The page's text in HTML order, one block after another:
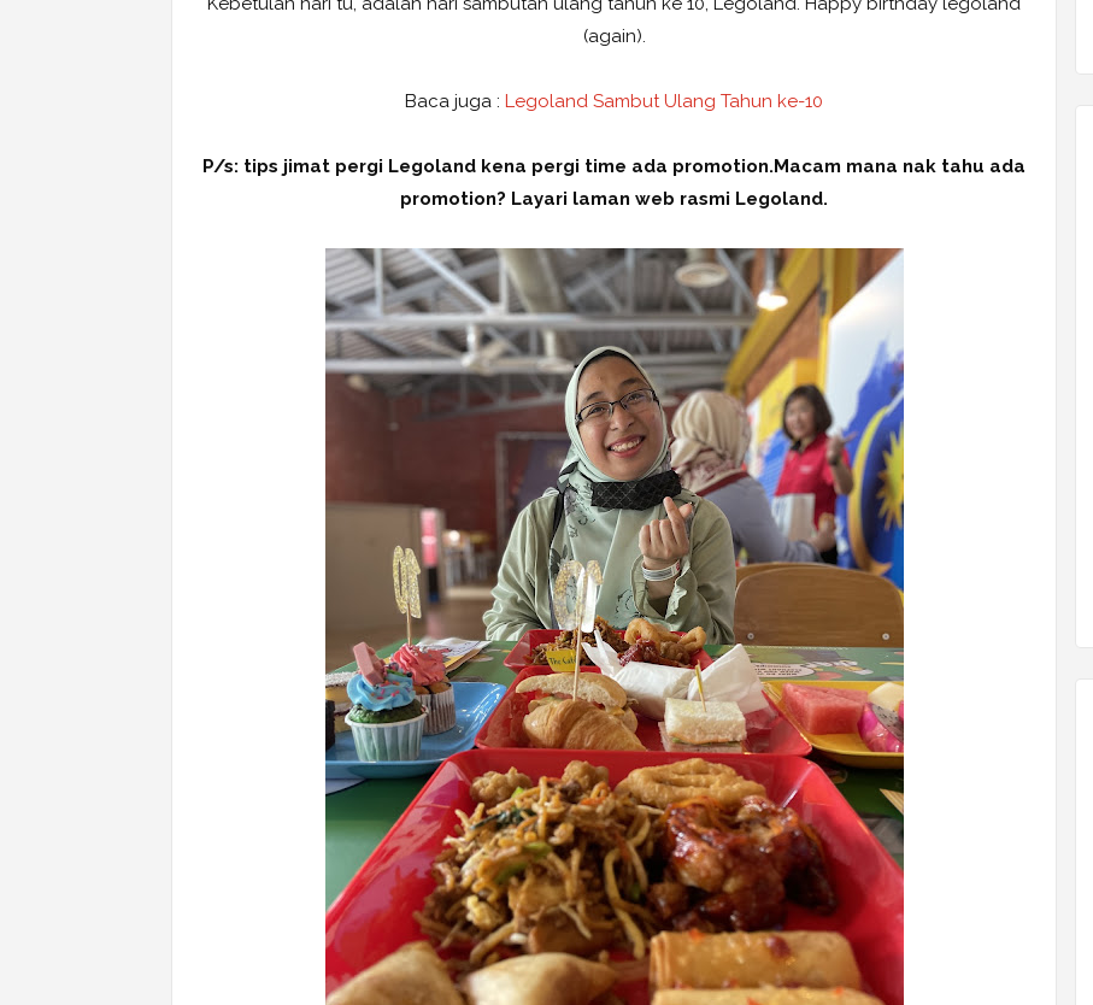
(again).
Baca juga : Legoland Sambut Ulang Tahun ke-10
P/s: tips jimat pergi Legoland kena pergi time ada promotion.Macam mana nak tahu ada
promotion? Layari laman web rasmi Legoland.